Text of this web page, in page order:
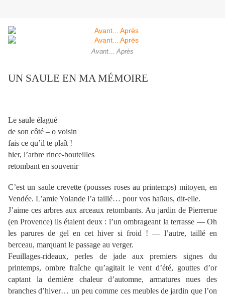
Avant... Après
UN SAULE EN MA MÉMOIRE
Le saule élagué
de son côté – o voisin
fais ce qu’il te plaît !
hier, l’arbre rince-bouteilles
retombant en souvenir
C’est un saule crevette (pousses roses au printemps) mitoyen, en
Vendée. L’amie Yolande l’a taillé… pour vos haïkus, dit-elle.
J’aime ces arbres aux arceaux retombants. Au jardin de Pierrerue
(en Provence) ils étaient deux : l’un ombrageant la terrasse — Oh
les parures de gel en cet hiver si froid ! — l’autre, taillé en
berceau, marquant le passage au verger.
Feuillages-rideaux, perles de jade aux premiers signes du
printemps, ombre fraîche qu’agitait le vent d’été, gouttes d’or
captant la dernière chaleur d’automne, armatures nues des
branches d’hiver… un peu comme ces meubles de jardin que l’on